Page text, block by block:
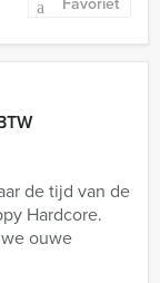
de tijd van de
Hardcore.
ouwe